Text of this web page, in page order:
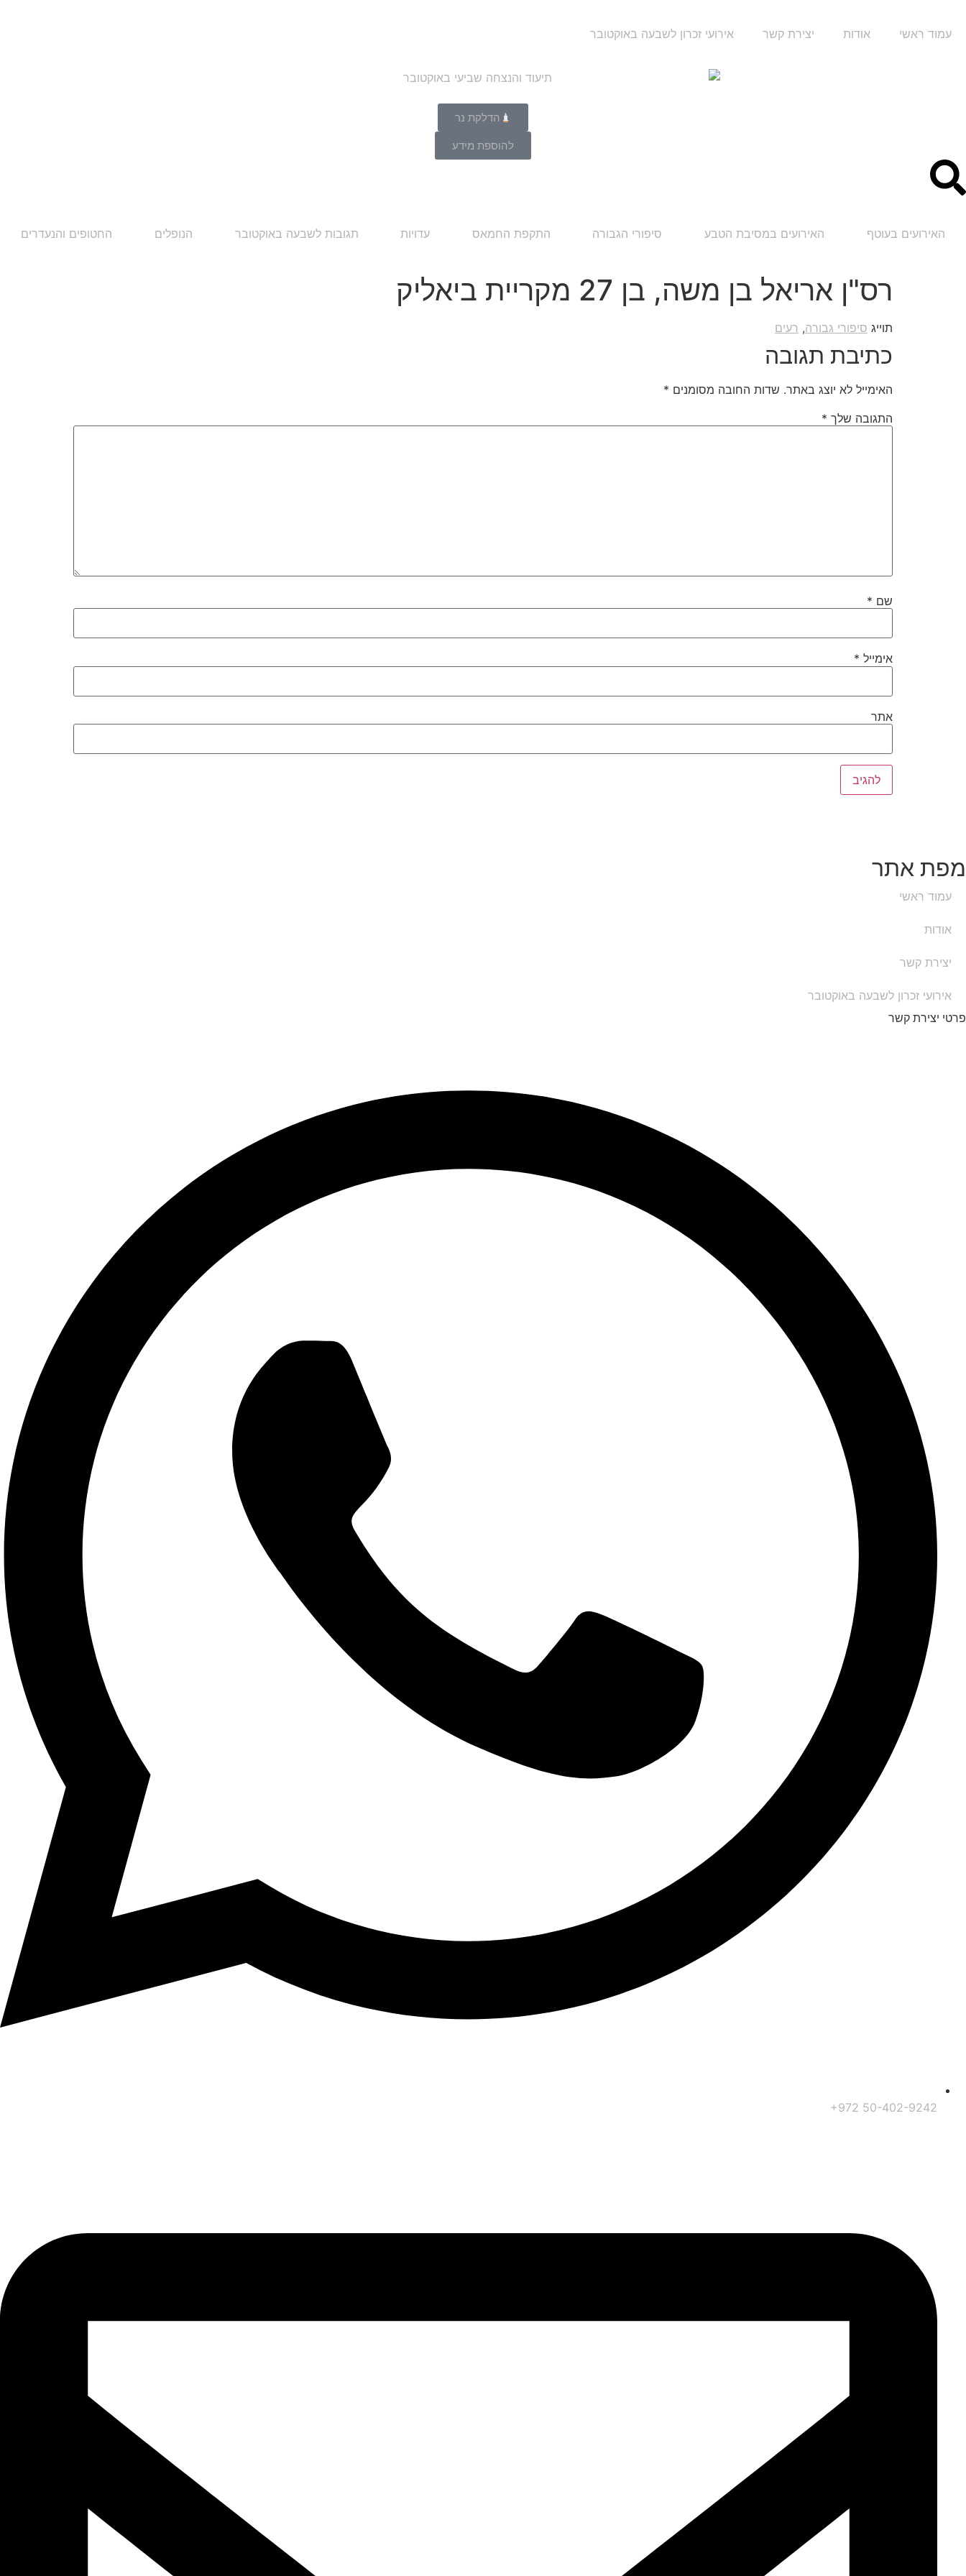
עמוד ראשי אודות יצירת קשר אירועי זכרון לשבעה באוקטובר
הדלקת נר
להוספת מידע
האירועים בעוטף האירועים במסיבת הטבע סיפורי הגבורה התקפת החמאס עדויות תגובות לשבעה באוקטובר הנופלים החטופים והנעדרים
רס"ן אריאל בן משה, בן 27 מקריית ביאליק
תוייג סיפורי גבורה, רעים
כתיבת תגובה
האימייל לא יוצג באתר. שדות החובה מסומנים *
התגובה שלך *
שם *
אימייל *
אתר
מפת אתר
עמוד ראשי
אודות
יצירת קשר
אירועי זכרון לשבעה באוקטובר
פרטי יצירת קשר